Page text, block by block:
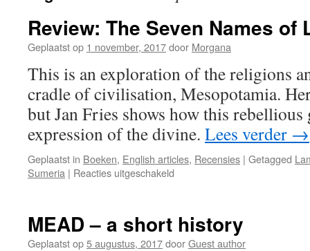
Review: The Seven Names of
Geplaatst op 1 november, 2017door Morgana
This is an exploration of the religions
cradle of civilisation, Mesopotamia.
but Jan Fries shows how this rebellious
expression of the divine. Lees verder →
Geplaatst in Boeken, English articles, Recensies | Getagged
Sumeria | Reacties uitgeschakeld
Names
of
MEAD – a short history
Geplaatst op5 augustus, 2017doorGuest author